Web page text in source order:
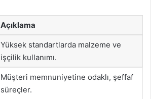
Açıklama
Yüksek standartlarda malzeme ve
işçilik kullanımı.
Müşteri memnuniyetine odaklı, şeffaf
süreçler.